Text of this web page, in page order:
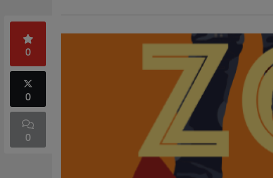
0
0
0